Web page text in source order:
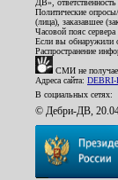
ДВ»,
Политические
(лица), заказавшее
Часовой пояс
Если вы обнаружили
Распространение
СМИ не
Адреса сайта:
В социальных сетях:
© Дебри-ДВ,